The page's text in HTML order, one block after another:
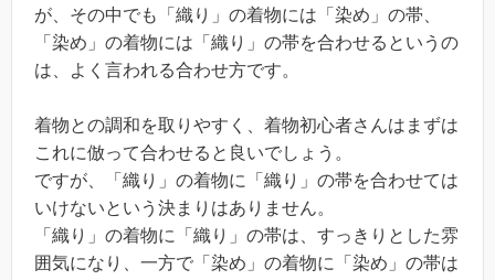
が、その中でも「織り」の着物には「染め」の帯、
「染め」の着物には「織り」の帯を合わせるというの
は、よく言われる合わせ方です。
着物との調和を取りやすく、着物初心者さんはまずは
これに倣って合わせると良いでしょう。
ですが、「織り」の着物に「織り」の帯を合わせては
いけないという決まりはありません。
「織り」の着物に「織り」の帯は、すっきりとした雰
囲気になり、一方で「染め」の着物に「染め」の帯は